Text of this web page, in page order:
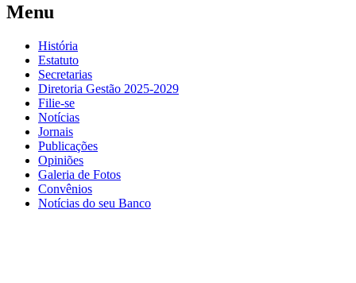
Menu
História
Estatuto
Secretarias
Diretoria Gestão 2025-2029
Filie-se
Notícias
Jornais
Publicações
Opiniões
Galeria de Fotos
Convênios
Notícias do seu Banco